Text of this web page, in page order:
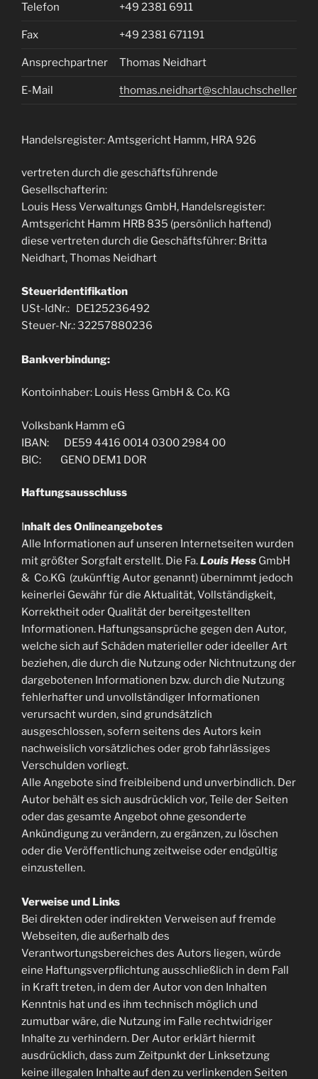
Telefon +49 2381 6911
Fax +49 2381 671191
Ansprechpartner Thomas Neidhart
E-Mail thomas.neidhart@schlauchschellen.de
Handelsregister: Amtsgericht Hamm, HRA 926
vertreten durch die geschäftsführende
Gesellschafterin:
Louis Hess Verwaltungs GmbH, Handelsregister:
Amtsgericht Hamm HRB 835 (persönlich haftend)
diese vertreten durch die Geschäftsführer: Britta
Neidhart, Thomas Neidhart
Steueridentifikation
USt-IdNr.: DE125236492
Steuer-Nr.: 32257880236
Bankverbindung:
Kontoinhaber: Louis Hess GmbH & Co. KG
Volksbank Hamm eG
IBAN: DE59 4416 0014 0300 2984 00
BIC: GENO DEM1 DOR
Haftungsausschluss
nhalt des Onlineangebotes
Alle Informationen auf unseren Internetseiten wurden
mit größter Sorgfalt erstellt. Die Fa.Louis Hess GmbH
& Co.KG (zukünftig Autor genannt) übernimmt jedoch
keinerlei Gewähr für die Aktualität, Vollständigkeit,
Korrektheit oder Qualität der bereitgestellten
Informationen. Haftungsansprüche gegen den Autor,
welche sich auf Schäden materieller oder ideeller Art
beziehen, die durch die Nutzung oder Nichtnutzung der
dargebotenen Informationen bzw. durch die Nutzung
fehlerhafter und unvollständiger Informationen
verursacht wurden, sind grundsätzlich
ausgeschlossen, sofern seitens des Autors kein
nachweislich vorsätzliches oder grob fahrlässiges
Verschulden vorliegt.
Alle Angebote sind freibleibend und unverbindlich. Der
Autor behält es sich ausdrücklich vor, Teile der Seiten
oder das gesamte Angebot ohne gesonderte
Ankündigung zu verändern, zu ergänzen, zu löschen
oder die Veröffentlichung zeitweise oder endgültig
einzustellen.
Verweise und Links
Bei direkten oder indirekten Verweisen auf fremde
Webseiten, die außerhalb des
Verantwortungsbereiches des Autors liegen, würde
eine Haftungsverpflichtung ausschließlich in dem Fall
in Kraft treten, in dem der Autor von den Inhalten
Kenntnis hat und es ihm technisch möglich und
zumutbar wäre, die Nutzung im Falle rechtwidriger
Inhalte zu verhindern. Der Autor erklärt hiermit
ausdrücklich, dass zum Zeitpunkt der Linksetzung
keine illegalen Inhalte auf den zu verlinkenden Seiten